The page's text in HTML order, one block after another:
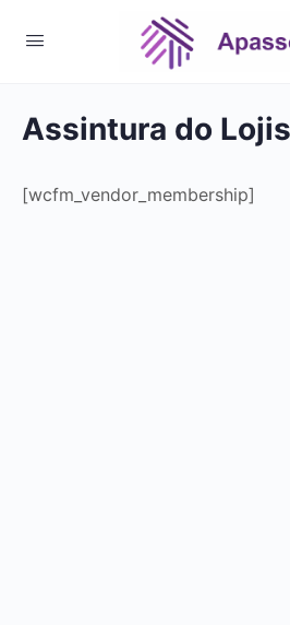
Assintura do
[wcfm_vendor_membership]